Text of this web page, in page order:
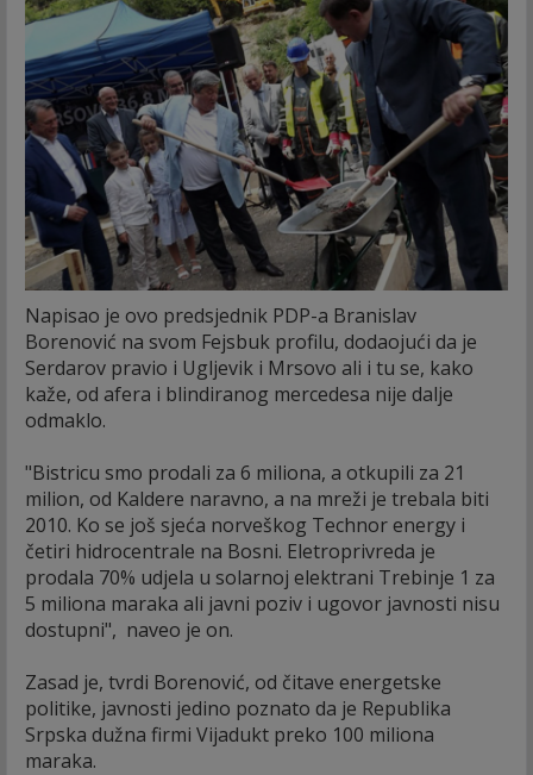
Napisao je ovo predsjednik PDP-a Branislav
Borenović na svom Fejsbuk profilu, dodaojući da je
Serdarov pravio i Ugljevik i Mrsovo ali i tu se, kako
kaže, od afera i blindiranog mercedesa nije dalje
odmaklo.
"Bistricu smo prodali za 6 miliona, a otkupili za 21
milion, od Kaldere naravno, a na mreži je trebala biti
2010. Ko se još sjeća norveškog Technor energy i
četiri hidrocentrale na Bosni. Eletroprivreda je
prodala 70% udjela u solarnoj elektrani Trebinje 1 za
5 miliona maraka ali javni poziv i ugovor javnosti nisu
dostupni", naveo je on.
Zasad je, tvrdi Borenović, od čitave energetske
politike, javnosti jedino poznato da je Republika
Srpska dužna firmi Vijadukt preko 100 miliona
maraka.